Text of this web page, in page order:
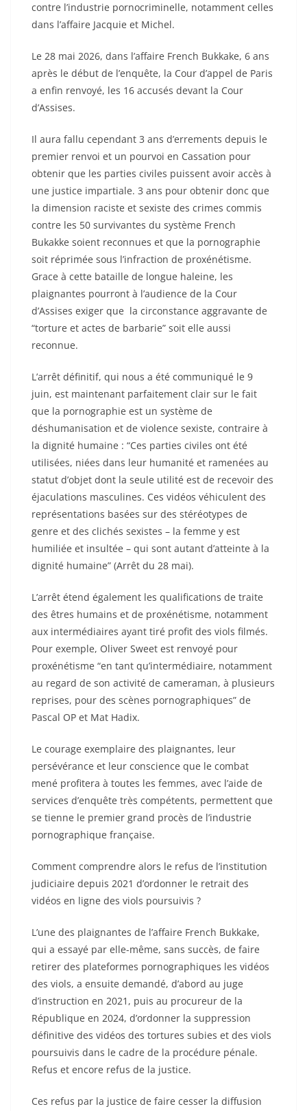
contre l’industrie pornocriminelle, notamment celles
dans l’affaire Jacquie et Michel.
Le 28 mai 2026, dans l’affaire French Bukkake, 6 ans
après le début de l’enquête, la Cour d’appel de Paris
a enfin renvoyé, les 16 accusés devant la Cour
d’Assises.
Il aura fallu cependant 3 ans d’errements depuis le
premier renvoi et un pourvoi en Cassation pour
obtenir que les parties civiles puissent avoir accès à
une justice impartiale. 3 ans pour obtenir donc que
la dimension raciste et sexiste des crimes commis
contre les 50 survivantes du système French
Bukakke soient reconnues et que la pornographie
soit réprimée sous l’infraction de proxénétisme.
Grace à cette bataille de longue haleine, les
plaignantes pourront à l’audience de la Cour
d’Assises exiger que la circonstance aggravante de
“torture et actes de barbarie” soit elle aussi
reconnue.
L’arrêt définitif, qui nous a été communiqué le 9
juin, est maintenant parfaitement clair sur le fait
que la pornographie est un système de
déshumanisation et de violence sexiste, contraire à
la dignité humaine : “Ces parties civiles ont été
utilisées, niées dans leur humanité et ramenées au
statut d’objet dont la seule utilité est de recevoir des
éjaculations masculines. Ces vidéos véhiculent des
représentations basées sur des stéréotypes de
genre et des clichés sexistes – la femme y est
humiliée et insultée – qui sont autant d’atteinte à la
dignité humaine” (Arrêt du 28 mai).
L’arrêt étend également les qualifications de traite
des êtres humains et de proxénétisme, notamment
aux intermédiaires ayant tiré profit des viols filmés.
Pour exemple, Oliver Sweet est renvoyé pour
proxénétisme “en tant qu’intermédiaire, notamment
au regard de son activité de cameraman, à plusieurs
reprises, pour des scènes pornographiques” de
Pascal OP et Mat Hadix.
Le courage exemplaire des plaignantes, leur
persévérance et leur conscience que le combat
mené profitera à toutes les femmes, avec l’aide de
services d’enquête très compétents, permettent que
se tienne le premier grand procès de l’industrie
pornographique française.
Comment comprendre alors le refus de l’institution
judiciaire depuis 2021 d’ordonner le retrait des
vidéos en ligne des viols poursuivis ?
L’une des plaignantes de l’affaire French Bukkake,
qui a essayé par elle-même, sans succès, de faire
retirer des plateformes pornographiques les vidéos
des viols, a ensuite demandé, d’abord au juge
d’instruction en 2021, puis au procureur de la
République en 2024, d’ordonner la suppression
définitive des vidéos des tortures subies et des viols
poursuivis dans le cadre de la procédure pénale.
Refus et encore refus de la justice.
Ces refus par la justice de faire cesser la diffusion